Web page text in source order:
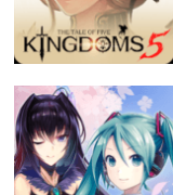
卡牌戰鬥
王國 5：繼承者 修改
器1.1.1